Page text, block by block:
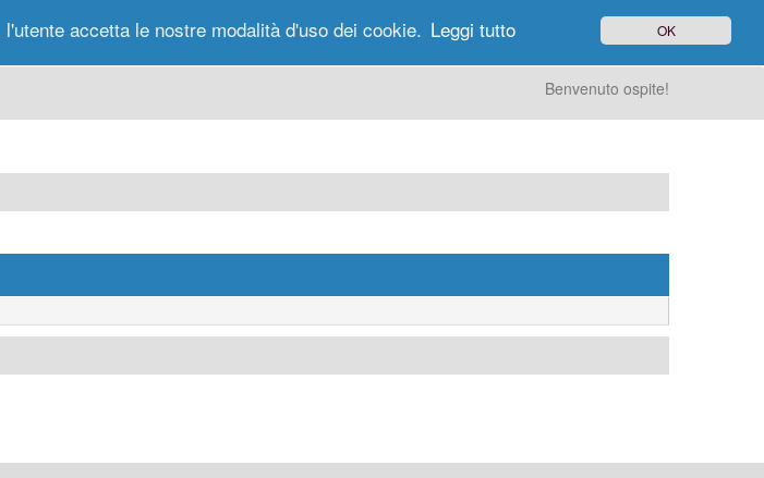
Nuovi Messaggi Messaggi di Oggi Ricerca Utenti
Benvenuto ospite!
accetta le nostre modalità d'uso dei cookie. Leggi tutto OK